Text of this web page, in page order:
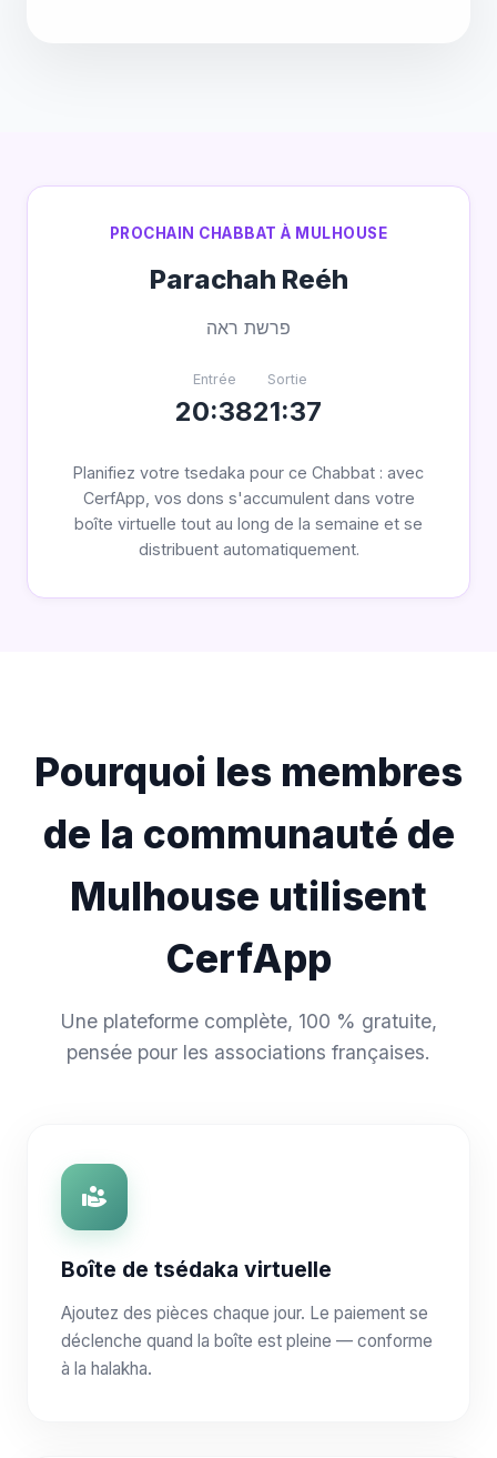
PROCHAIN CHABBAT À MULHOUSE
Parachah Reéh
פרשת ראה
Entrée
20:38
Sortie
21:37
Planifiez votre tsedaka pour ce Chabbat : avec
CerfApp, vos dons s'accumulent dans votre
boîte virtuelle tout au long de la semaine et se
distribuent automatiquement.
Pourquoi les membres
de la communauté de
Mulhouse utilisent
CerfApp
Une plateforme complète, 100 % gratuite,
pensée pour les associations françaises.
Boîte de tsédaka virtuelle
Ajoutez des pièces chaque jour. Le paiement se
déclenche quand la boîte est pleine — conforme
à la halakha.